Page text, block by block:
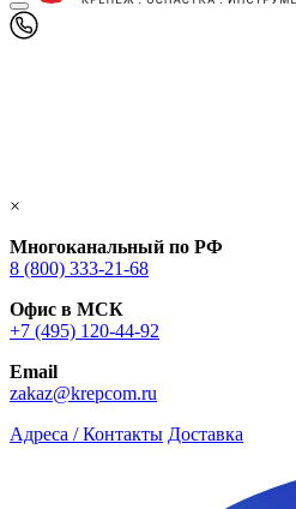
×
Многоканальный по РФ
8 (800) 333‑21-68
Офис в МСК
+7 (495) 120-44-92
Email
zakaz@krepcom.ru
Адреса / Контакты Доставка